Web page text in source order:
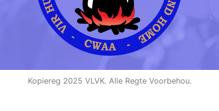
Kopiereg 2025 VLVK. Alle Regte Voorbehou.